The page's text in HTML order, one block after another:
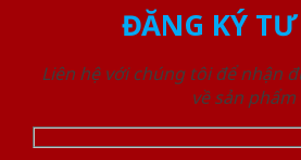
ĐĂNG KÝ
Liên hệ với chúng tôi để nhận
về sản phẩm